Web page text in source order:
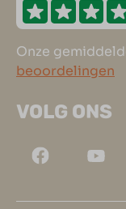
Onze
beoordelingen
VOLG ONS